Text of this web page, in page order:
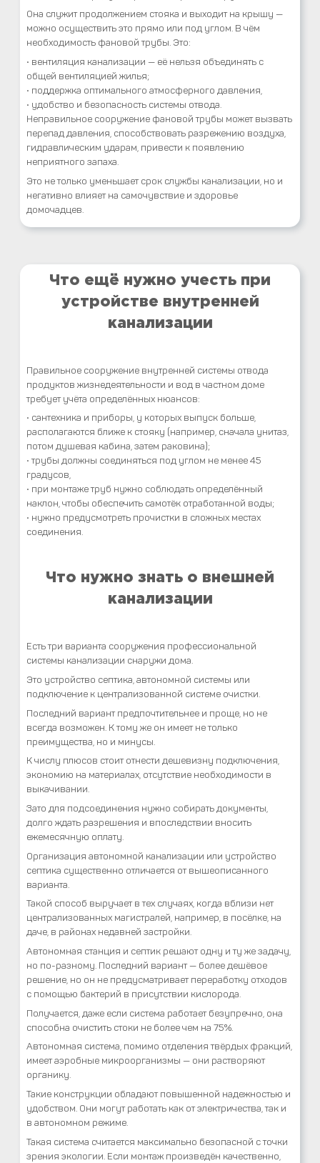
Она служит продолжением стояка и выходит на крышу —
можно осуществить это прямо или под углом. В чём
необходимость фановой трубы. Это:
• вентиляция канализации — её нельзя объединять с
общей вентиляцией жилья;
• поддержка оптимального атмосферного давления,
• удобство и безопасность системы отвода.
Неправильное сооружение фановой трубы может вызвать
перепад давления, способствовать разрежению воздуха,
гидравлическим ударам, привести к появлению
неприятного запаха.
Это не только уменьшает срок службы канализации, но и
негативно влияет на самочувствие и здоровье
домочадцев.
Что ещё нужно учесть при
устройстве внутренней
канализации
Правильное сооружение внутренней системы отвода
продуктов жизнедеятельности и вод в частном доме
требует учёта определённых нюансов:
• сантехника и приборы, у которых выпуск больше,
располагаются ближе к стояку (например, сначала унитаз,
потом душевая кабина, затем раковина);
• трубы должны соединяться под углом не менее 45
градусов,
• при монтаже труб нужно соблюдать определённый
наклон, чтобы обеспечить самотёк отработанной воды;
• нужно предусмотреть прочистки в сложных местах
соединения.
Что нужно знать о внешней
канализации
Есть три варианта сооружения профессиональной
системы канализации снаружи дома.
Это устройство септика, автономной системы или
подключение к централизованной системе очистки.
Последний вариант предпочтительнее и проще, но не
всегда возможен. К тому же он имеет не только
преимущества, но и минусы.
К числу плюсов стоит отнести дешевизну подключения,
экономию на материалах, отсутствие необходимости в
выкачивании.
Зато для подсоединения нужно собирать документы,
долго ждать разрешения и впоследствии вносить
ежемесячную оплату.
Организация автономной канализации или устройство
септика существенно отличается от вышеописанного
варианта.
Такой способ выручает в тех случаях, когда вблизи нет
централизованных магистралей, например, в посёлке, на
даче, в районах недавней застройки.
Автономная станция и септик решают одну и ту же задачу,
но по-разному. Последний вариант — более дешёвое
решение, но он не предусматривает переработку отходов
с помощью бактерий в присутствии кислорода.
Получается, даже если система работает безупречно, она
способна очистить стоки не более чем на 75%.
Автономная система, помимо отделения твёрдых фракций,
имеет аэробные микроорганизмы — они растворяют
органику.
Такие конструкции обладают повышенной надежностью и
удобством. Они могут работать как от электричества, так и
в автономном режиме.
Такая система считается максимально безопасной с точки
зрения экологии. Если монтаж произведён качественно,